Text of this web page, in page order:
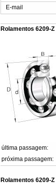
E-mail
Rolamentos 6209-Z
última passagem:
próxima passagem:
Rolamentos 6209-Z